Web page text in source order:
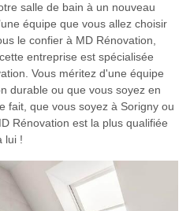
salle de bain à un nouveau
équipe que vous allez choisir
le confier à MD Rénovation,
entreprise est spécialisée
Vous méritez d'une équipe
durable ou que vous soyez en
fait, que vous soyez à Sorigny ou
Rénovation est la plus qualifiée
lui !